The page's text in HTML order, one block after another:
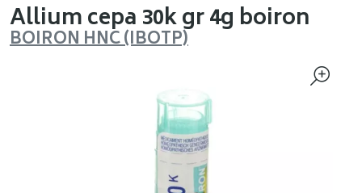
Allium cepa 30k gr 4g boiron
BOIRON HNC (IBOTP)